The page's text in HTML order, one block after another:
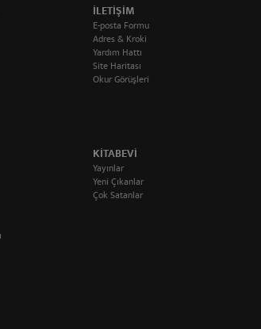
ILETIŞIM
E-posta Formu
Adres & Kroki
Yardım Hattı
Site Haritası
Okur Görüşleri
KITABEVI
Yayınlar
Yeni Çıkanlar
Çok Satanlar